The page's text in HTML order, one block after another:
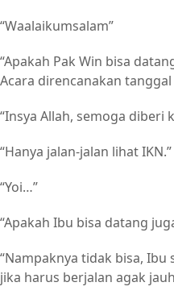
“Waalaikumsalam”
“Apakah Pak Win bisa
Acara direncanakan tanggal
“Insya Allah, semoga diberi
“Hanya jalan-jalan lihat IKN.”
“Yoi…”
“Apakah Ibu bisa datang
“Nampaknya tidak bisa,
jika harus berjalan agak